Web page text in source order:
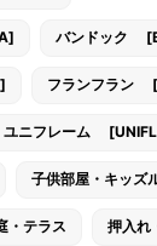
バンドック
フランフラン
ユニフレーム
子供部屋・キッズ
・テラス 押入れ